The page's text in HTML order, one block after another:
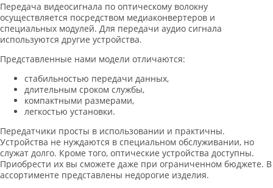
Передача видеосигнала по оптическому волокну
осуществляется посредством медиаконвертеров и
специальных модулей. Для передачи аудио сигнала
используются другие устройства.
Представленные нами модели отличаются:
стабильностью передачи данных,
длительным сроком службы,
компактными размерами,
легкостью установки.
Передатчики просты в использовании и практичны.
Устройства не нуждаются в специальном обслуживании, но
служат долго. Кроме того, оптические устройства доступны.
Приобрести их вы сможете даже при ограниченном бюджете. В
ассортименте представлены недорогие изделия.